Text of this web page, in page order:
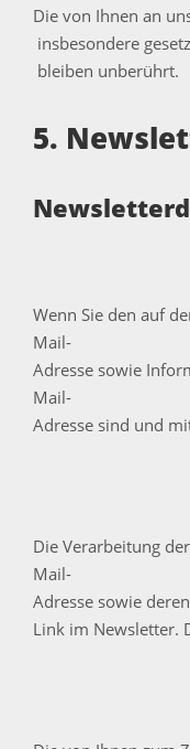
Die von Ihnen an
insbesondere
bleiben unberührt.
5.
Wenn Sie den auf
Mail-
Adresse sowie
Mail-
Adresse sind und
Die Verarbeitung
Mail-
Adresse sowie
Link im Newsletter.